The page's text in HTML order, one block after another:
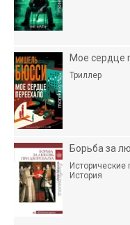
Мое сердце
Триллер
Борьба за
История